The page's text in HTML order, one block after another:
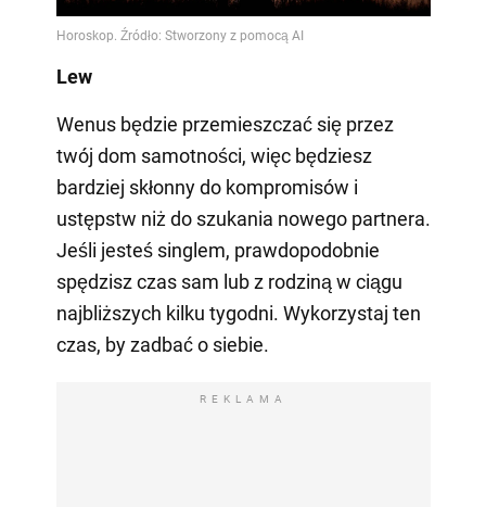
Lew
Wenus będzie przemieszczać się przez
twój dom samotności, więc będziesz
bardziej skłonny do kompromisów i
ustępstw niż do szukania nowego partnera.
Jeśli jesteś singlem, prawdopodobnie
spędzisz czas sam lub z rodziną w ciągu
najbliższych kilku tygodni. Wykorzystaj ten
czas, by zadbać o siebie.
REKLAMA